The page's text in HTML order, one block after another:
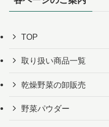
TOP
取り扱い商品一覧
乾燥野菜の卸販売
野菜パウダー